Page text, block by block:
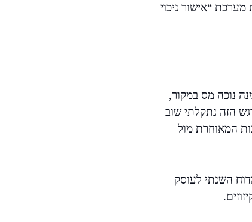
“אישור ניכוי
נוכה מס במקור,
הזה נתקלתי שוב
המאוחרת מול
השנתי לעוסק